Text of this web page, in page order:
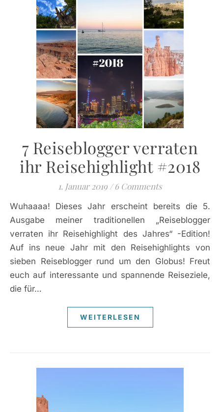
7 Reiseblogger verraten
ihr Reisehighlight #2018
1. Januar 2019 / 6 Comments
Wuhaaaa! Dieses Jahr erscheint bereits die 5.
Ausgabe meiner traditionellen „Reiseblogger
verraten ihr Reisehighlight des Jahres“ -Edition!
Auf ins neue Jahr mit den Reisehighlights von
sieben Reiseblogger rund um den Globus! Freut
euch auf interessante und spannende Reiseziele,
die für…
WEITERLESEN